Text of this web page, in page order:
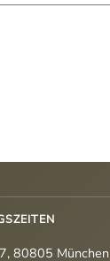
80805 München